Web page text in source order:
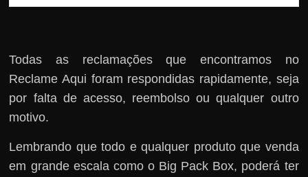
Todas as reclamações que encontramos no
Reclame Aqui foram respondidas rapidamente, seja
por falta de acesso, reembolso ou qualquer outro
motivo.
Lembrando que todo e qualquer produto que venda
em grande escala como o Big Pack Box, poderá ter